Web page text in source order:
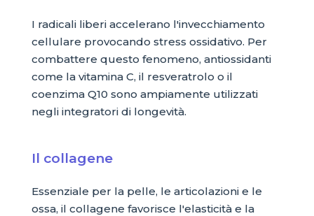
I radicali liberi accelerano l'invecchiamento
cellulare provocando stress ossidativo. Per
combattere questo fenomeno, antiossidanti
come la vitamina C, il resveratrolo o il
coenzima Q10 sono ampiamente utilizzati
negli integratori di longevità.
Il collagene
Essenziale per la pelle, le articolazioni e le
ossa, il collagene favorisce l'elasticità e la